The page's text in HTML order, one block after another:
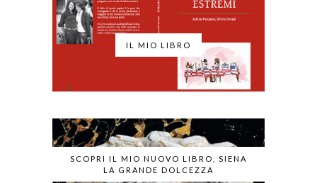
IL MIO LIBRO
SCOPRI IL MIO NUOVO LIBRO, SIENA
LA GRANDE DOLCEZZA